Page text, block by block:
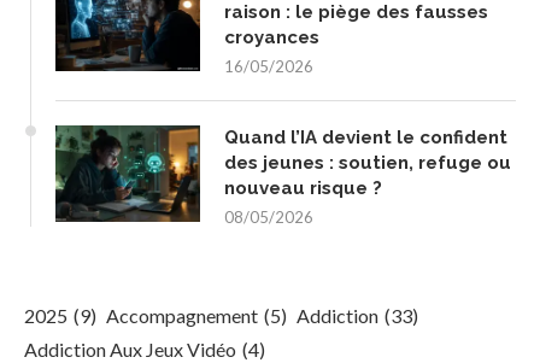
raison : le piège des fausses
croyances
16/05/2026
Quand l’IA devient le confident
des jeunes : soutien, refuge ou
nouveau risque ?
08/05/2026
2025 (9) Accompagnement (5) Addiction (33)
Addiction Aux Jeux Vidéo (4)